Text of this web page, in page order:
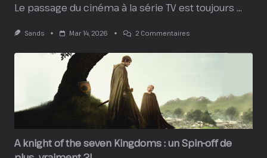
Le passage du cinéma à la série TV est toujours ...
Sands Mar 14, 2026 2 CommentairesSur
Des
Deux
Premiers
Épisodes
A knight of the seven Kingdoms : un Spin-off de